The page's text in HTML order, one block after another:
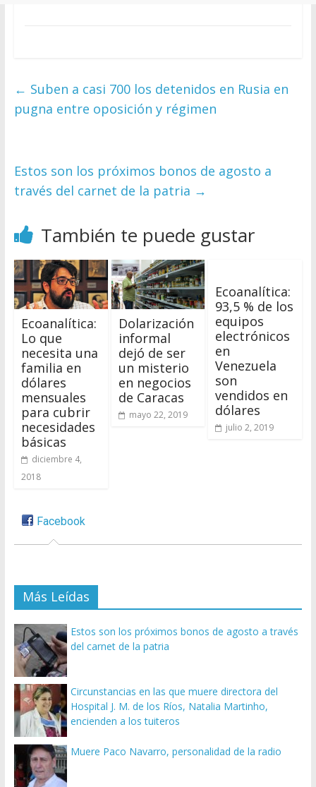
← Suben a casi 700 los detenidos en Rusia en
pugna entre oposición y régimen
Estos son los próximos bonos de agosto a
través del carnet de la patria →
También te puede gustar
Ecoanalítica:
Lo que
necesita una
familia en
dólares
mensuales
para cubrir
necesidades
básicas
diciembre 4,
2018
Dolarización
informal
dejó de ser
un misterio
en negocios
de Caracas
mayo 22, 2019
Ecoanalítica:
93,5 % de los
equipos
electrónicos
en
Venezuela
son
vendidos en
dólares
julio 2, 2019
Facebook
Más Leídas
Estos son los próximos bonos de agosto a través
del carnet de la patria
Circunstancias en las que muere directora del
Hospital J. M. de los Ríos, Natalia Martinho,
encienden a los tuiteros
Muere Paco Navarro, personalidad de la radio